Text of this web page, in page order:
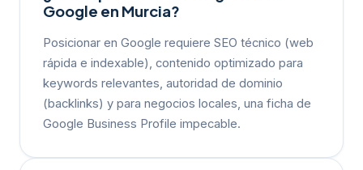
Google en Murcia?
Posicionar en Google requiere SEO técnico (web
rápida e indexable), contenido optimizado para
keywords relevantes, autoridad de dominio
(backlinks) y para negocios locales, una ficha de
Google Business Profile impecable.